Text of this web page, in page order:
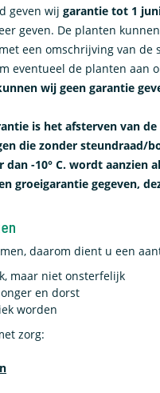
geven wij garantie tot 1
geven. De planten
een omschrijving van de
eventueel de planten aan
wij geen garantie
is het afsterven van
die zonder steundraad/
-10° C. wordt aanzien
groeigarantie gegeven,
daarom dient u een
maar niet onsterfelijk
en dorst
worden
zorg: